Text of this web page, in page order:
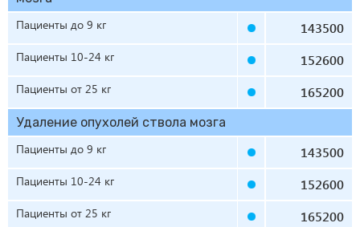
Пациенты до 9 кг
143500
Пациенты 10-24 кг 152600
Пациенты от 25 кг 165200
Удаление опухолей ствола мозга
Пациенты до 9 кг
143500
Пациенты 10-24 кг 152600
Пациенты от 25 кг 165200